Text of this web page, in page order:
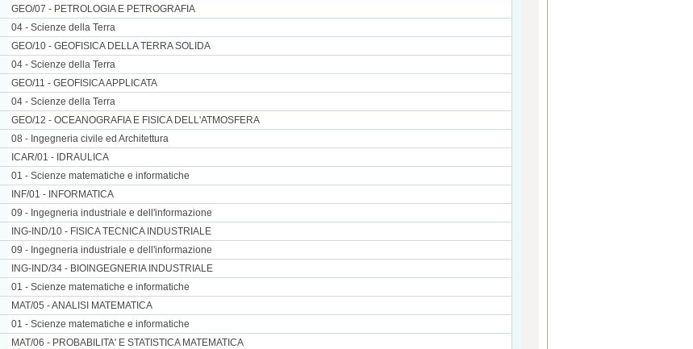
GEO/07 - PETROLOGIA E PETROGRAFIA
04 - Scienze della Terra
GEO/10 - GEOFISICA DELLA TERRA SOLIDA
04 - Scienze della Terra
GEO/11 - GEOFISICA APPLICATA
04 - Scienze della Terra
GEO/12 - OCEANOGRAFIA E FISICA DELL'ATMOSFERA
08 - Ingegneria civile ed Architettura
ICAR/01 - IDRAULICA
01 - Scienze matematiche e informatiche
INF/01 - INFORMATICA
09 - Ingegneria industriale e dell'informazione
ING-IND/10 - FISICA TECNICA INDUSTRIALE
09 - Ingegneria industriale e dell'informazione
ING-IND/34 - BIOINGEGNERIA INDUSTRIALE
01 - Scienze matematiche e informatiche
MAT/05 - ANALISI MATEMATICA
01 - Scienze matematiche e informatiche
MAT/06 - PROBABILITA' E STATISTICA MATEMATICA